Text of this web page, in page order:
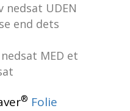
nedsat UDEN
end dets
MED et
® Folie